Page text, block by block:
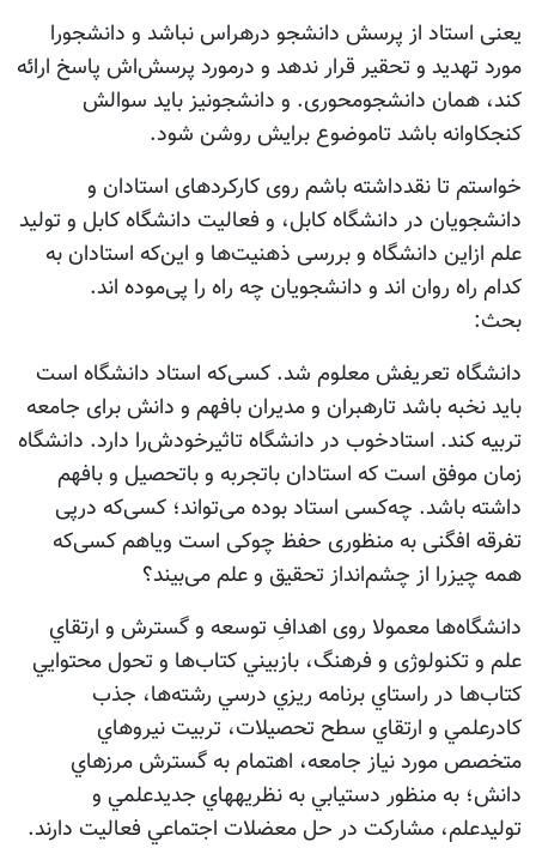
یعنی استاد از پرسش دانشجو درهراس نباشد و دانشجورا
مورد تهدید و تحقیر قرار ندهد و درمورد پرسش‌اش پاسخ ارائه
کند، همان دانشجومحوری. و دانشجونیز باید سوالش
کنجکاوانه باشد تاموضوع برایش روشن شود.
خواستم تا نقدداشته باشم روی کارکردهای استادان و
دانشجویان در دانشگاه کابل، و فعالیت دانشگاه کابل و تولید
علم ازاین دانشگاه و بررسی ذهنیت‌ها و این‌که استادان به
کدام راه روان اند و دانشجویان چه راه را پی‌موده اند.
بحث:
دانشگاه تعریفش معلوم شد. کسی‌که استاد دانشگاه است
باید نخبه باشد تارهبران و مدیران بافهم و دانش برای جامعه
تربیه کند. استادخوب در دانشگاه تاثیرخودش‌را دارد. دانشگاه
زمان موفق است که استادان باتجربه و باتحصیل و بافهم
داشته باشد. چه‌کسی استاد بوده می‌تواند؛ کسی‌که درپی
تفرقه افگنی به منظوری حفظ چوکی است ویاهم کسی‌که
همه چیزرا از چشم‌انداز تحقیق و علم می‌بیند؟
دانشگاه‌ها معمولا روی اهدافِ توسعه و گسترش و ارتقاي
علم و تکنولوژی و فرهنگ، بازبيني كتاب‌ها و تحول محتوايي
كتاب‌ها در راستاي برنامه ريزي درسي رشته‌ها، جذب
كادرعلمي و ارتقاي سطح تحصيلات، تربيت نيروهاي
متخصص مورد نياز جامعه، اهتمام به گسترش مرزهاي
دانش؛ به منظور دستيابي به نظريه‏هاي جديدعلمي و
توليدعلم، مشاركت در حل معضلات اجتماعي فعالیت دارند.